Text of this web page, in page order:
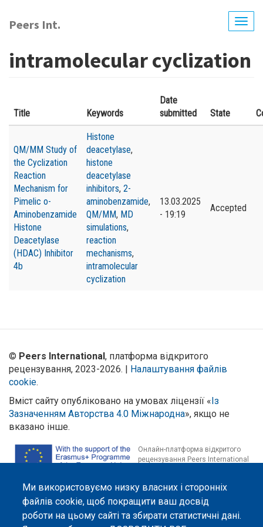
до
основного
Peers Int.
intramolecular cyclization
Title Keywords
Date
submitted
State
QM/MM Study of
the Cyclization
Reaction
Mechanism for
Pimelic o-
Aminobenzamide
Histone
Deacetylase
(HDAC) Inhibitor
4b
Histone
deacetylase,
histone
deacetylase
inhibitors, 2-
aminobenzamide,
QM/MM, MD
simulations,
reaction
mechanisms,
intramolecular
cyclization
13.03.2025
- 19:19
Accepted
Ми використовуємо низку власних і сторонніх
файлів cookie, щоб покращити ваш досвід
роботи на цьому сайті та збирати статистичні дані.
© Peers International, платформа відкритого
рецензування, 2023-2026. | Налаштування файлів
cookie.
Вміст сайту опубліковано на умовах ліцензії «Із
Зазначенням Авторства 4.0 Міжнародна», якщо не
вказано інше.
Онлайн-платформа відкритого
рецензування Peers International
OPTIMA (618940-EPP-1-2020-1-UA-EPPKA2-CBHE-JP). Підтримка
Єврокомісією створення цього вебсайту не означає схвалення його
змісту, який відображає виключно погляди авторів. Єврокомісія не
несе відповідальності за будь-яке використання інформації, розміщеної